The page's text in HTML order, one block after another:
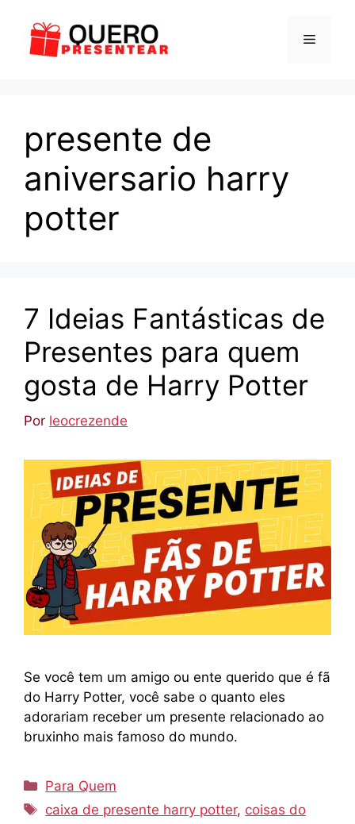
Menu
presente de
aniversario harry
potter
7 Ideias Fantásticas de
Presentes para quem
gosta de Harry Potter
Por leocrezende
Se você tem um amigo ou ente querido que é fã
do Harry Potter, você sabe o quanto eles
adorariam receber um presente relacionado ao
bruxinho mais famoso do mundo.
Categorias
Para Quem
Tags
caixa de presente harry potter, coisas do